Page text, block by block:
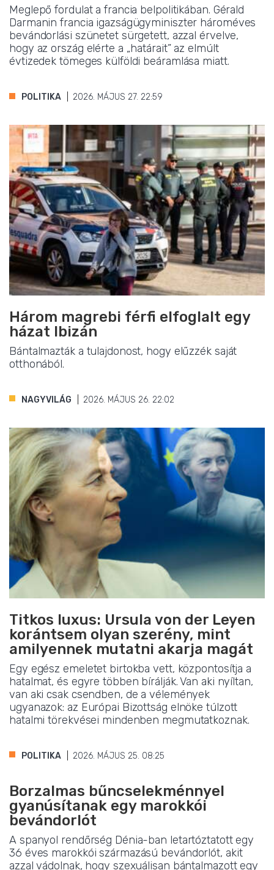
Meglepő fordulat a francia belpolitikában. Gérald
Darmanin francia igazságügyminiszter hároméves
bevándorlási szünetet sürgetett, azzal érvelve,
hogy az ország elérte a „határait” az elmúlt
évtizedek tömeges külföldi beáramlása miatt.
POLITIKA 2026. MÁJUS 27. 22:59
Három magrebi férfi elfoglalt egy
házat Ibizán
Bántalmazták a tulajdonost, hogy elűzzék saját
otthonából.
NAGYVILÁG 2026. MÁJUS 26. 22:02
Titkos luxus: Ursula von der Leyen
korántsem olyan szerény, mint
amilyennek mutatni akarja magát
Egy egész emeletet birtokba vett, központosítja a
hatalmat, és egyre többen bírálják. Van aki nyíltan,
van aki csak csendben, de a vélemények
ugyanazok: az Európai Bizottság elnöke túlzott
hatalmi törekvései mindenben megmutatkoznak.
POLITIKA 2026. MÁJUS 25. 08:25
Borzalmas bűncselekménnyel
gyanúsítanak egy marokkói
bevándorlót
A spanyol rendőrség Dénia-ban letartóztatott egy
36 éves marokkói származású bevándorlót, akit
azzal vádolnak, hogy szexuálisan bántalmazott egy